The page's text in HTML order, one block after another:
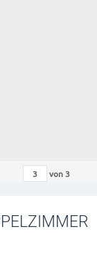
von3